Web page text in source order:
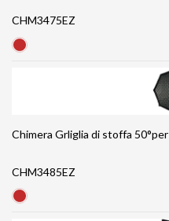
CHM3475EZ
CHM3485EZ